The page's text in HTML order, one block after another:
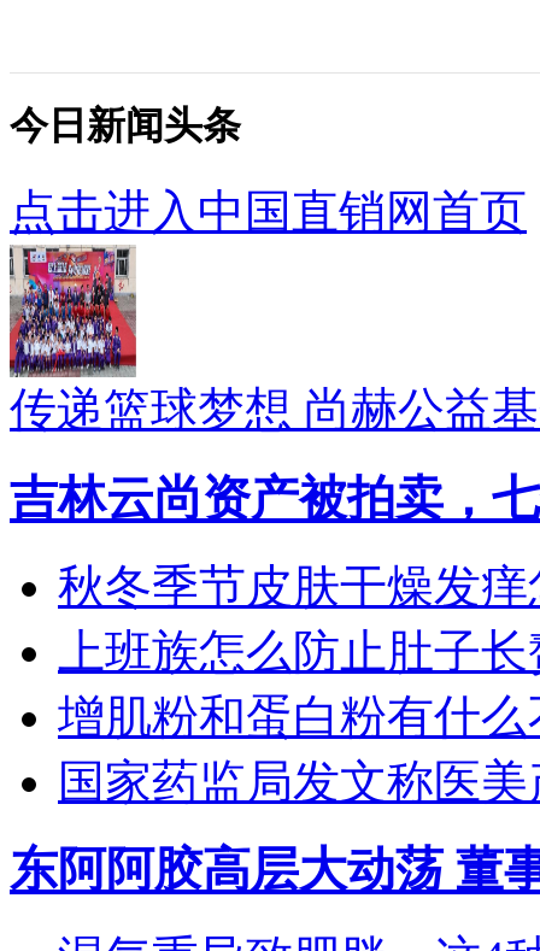
今日新闻头条
点击进入中国直销网首页
传递篮球梦想 尚赫公益
吉林云尚资产被拍卖，
秋冬季节皮肤干燥发痒
上班族怎么防止肚子
增肌粉和蛋白粉有什么
国家药监局发文称医
东阿阿胶高层大动荡 董